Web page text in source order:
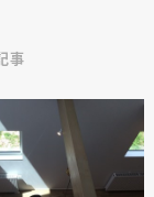
事